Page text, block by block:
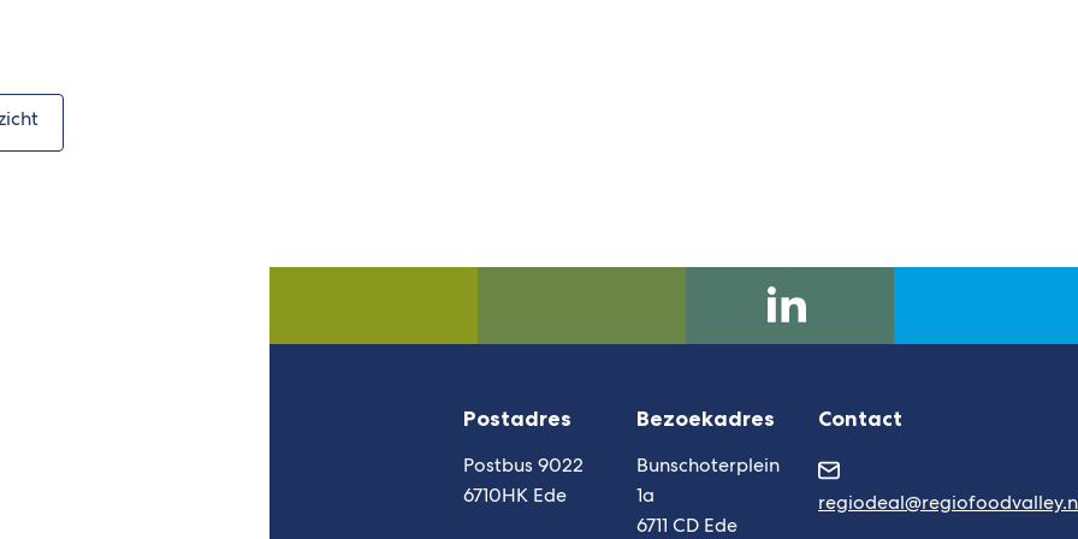
regio-
(Verwijst
externe
Postadres
Postbus 9022
6710HK Ede
Bezoekadres
Bunschoterplein
1a
6711 CD Ede
Contact